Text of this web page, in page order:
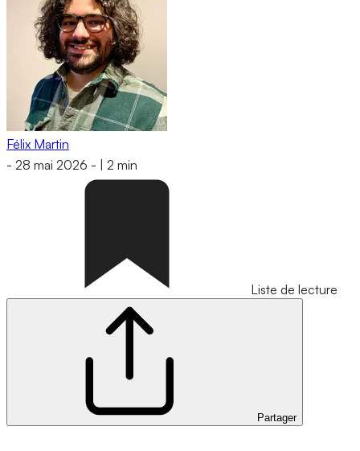
Félix Martin
- 28 mai 2026 - 2 min
Liste de lecture
Partager